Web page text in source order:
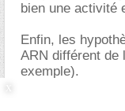
bien une activité
Enfin, les
ARN différent de
exemple).